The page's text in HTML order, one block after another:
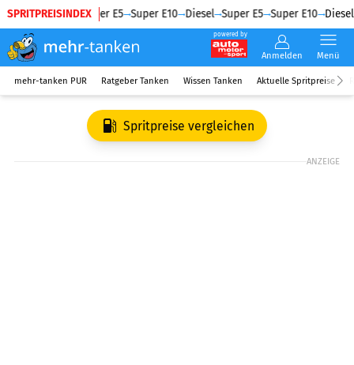
SPRITPREISINDEX
Diesel Super E5 Super E10 Diesel Super E5 Super E10 Diesel
powered by
Anmelden Menü
mehr-tanken PUR Ratgeber Tanken Wissen Tanken Aktuelle Spritpreise
Spritpreise vergleichen
ANZEIGE